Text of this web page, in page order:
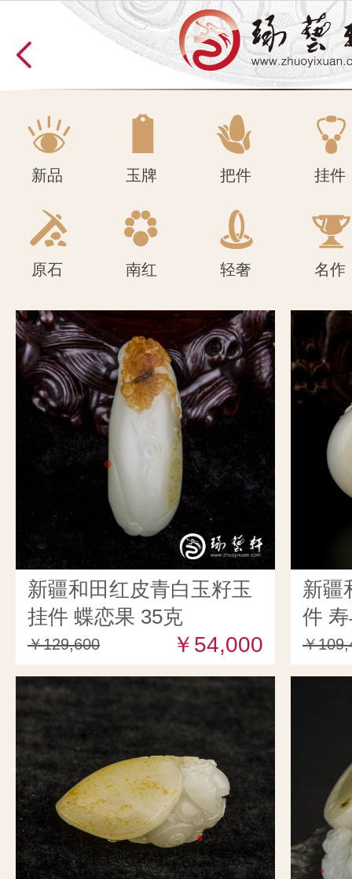
原石 南红 轻奢 名作
新品 玉牌 把件 挂件
原石 南红 轻奢 名作
新疆和田红皮青白玉籽玉
挂件 蝶恋果 35克
￥129,600 ￥54,000
新疆
件
￥